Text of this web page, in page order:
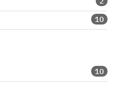
10
10